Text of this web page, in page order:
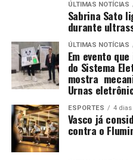
ÚLTIMAS NOTÍCIAS
Sabrina Sato
durante
ÚLTIMAS NOTÍCIAS
Em evento
do Sistema
mostra
Urnas
ESPORTES 4 dias
Vasco já
contra o